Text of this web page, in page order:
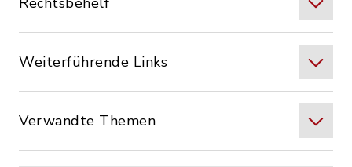
Weiterführende Links
Verwandte Themen